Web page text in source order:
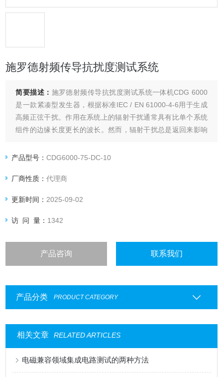
施罗德射频传导抗扰度测试系统
简要描述： 施罗德射频传导抗扰度测试系统一体机CDG 6000
是一款紧凑型发生器，根据标准IEC / EN 61000-4-6用于生成
高频正弦干扰。作用在系统上的辐射干扰通常具有比单个系统
组件的边缘长度更长的波长。然而，辐射干扰总是返回来影响
干扰被直接注入电源线或信号线。
产品型号：CDG6000-75-DC-10
厂商性质：代理商
更新时间： 2025-09-02
访 问 量： 1342
产品咨询 联系我们
产品分类 PRODUCT CATEGORY
相关文章 RELATED ARTICLES
电磁兼容领域集成电路测试的两种方法